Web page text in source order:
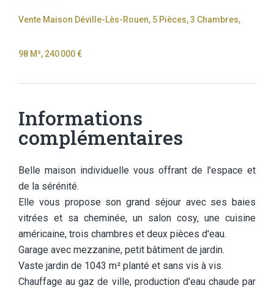
Vente Maison Déville-Lès-Rouen, 5 Pièces, 3 Chambres,
98 M², 240 000 €
Informations
complémentaires
Belle maison individuelle vous offrant de l'espace et
de la sérénité.
Elle vous propose son grand séjour avec ses baies
vitrées et sa cheminée, un salon cosy, une cuisine
américaine, trois chambres et deux pièces d'eau.
Garage avec mezzanine, petit bâtiment de jardin.
Vaste jardin de 1043 m² planté et sans vis à vis.
Chauffage au gaz de ville, production d'eau chaude par